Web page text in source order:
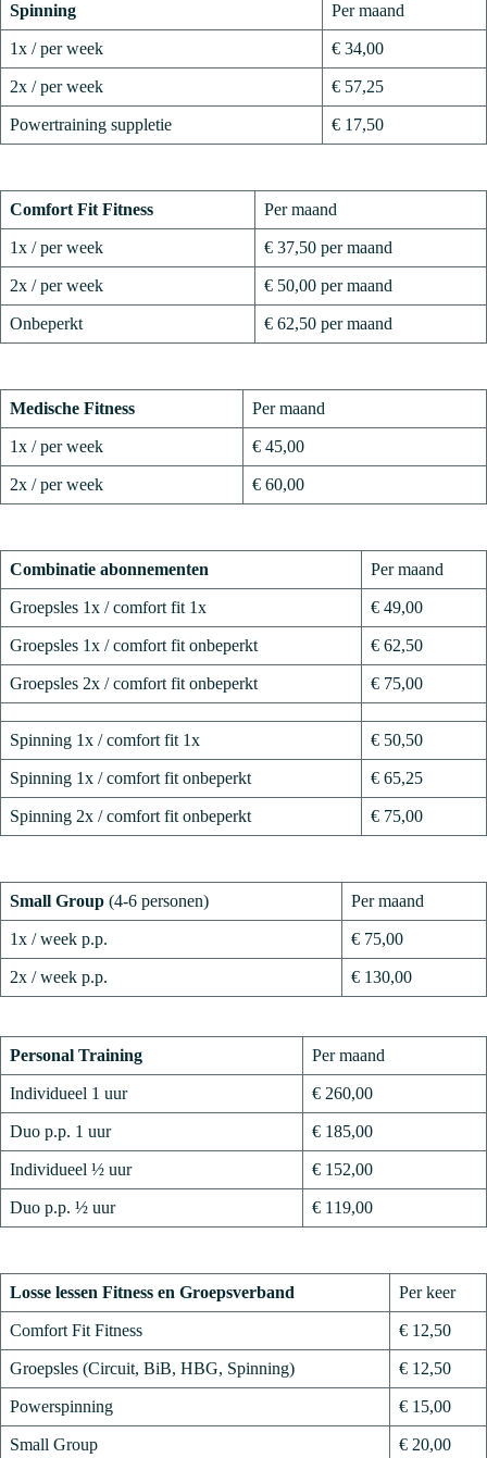
Spinning Per maand
1x / per week € 34,00
2x / per week € 57,25
Powertraining suppletie € 17,50
Comfort Fit Fitness Per maand
1x / per week € 37,50 per maand
2x / per week € 50,00 per maand
Onbeperkt € 62,50 per maand
Medische Fitness Per maand
1x / per week € 45,00
2x / per week € 60,00
Combinatie abonnementen Per maand
Groepsles 1x / comfort fit 1x € 49,00
Groepsles 1x / comfort fit onbeperkt € 62,50
Groepsles 2x / comfort fit onbeperkt € 75,00
Spinning 1x / comfort fit 1x € 50,50
Spinning 1x / comfort fit onbeperkt € 65,25
Spinning 2x / comfort fit onbeperkt € 75,00
Small Group (4-6 personen) Per maand
1x / week p.p. € 75,00
2x / week p.p. € 130,00
Personal Training Per maand
Individueel 1 uur € 260,00
Duo p.p. 1 uur € 185,00
Individueel ½ uur € 152,00
Duo p.p. ½ uur € 119,00
Losse lessen Fitness en Groepsverband Per keer
Comfort Fit Fitness € 12,50
Groepsles (Circuit, BiB, HBG, Spinning) € 12,50
Powerspinning € 15,00
Small Group € 20,00